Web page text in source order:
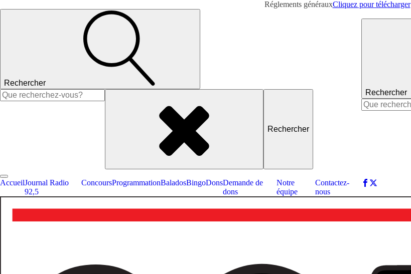
Réglements générauxCliquez pour télécharger
Rechercher
Rechercher :
AccueilJournal Radio
92,5
ConcoursProgrammationBaladosBingoDonsDemande de
dons
Notre
équipe
Contactez-
nous
Rechercher
Rechercher :